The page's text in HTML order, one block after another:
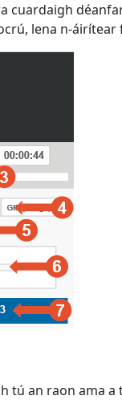
cuardaigh
lena n-
tú an raon ama